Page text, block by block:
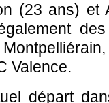
(23 ans) et
Valence.
départ